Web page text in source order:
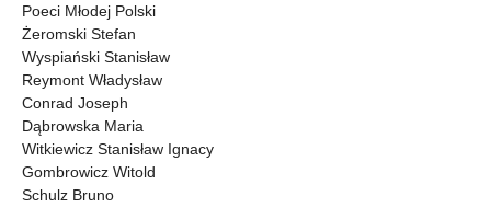
Poeci Młodej Polski
Żeromski Stefan
Wyspiański Stanisław
Reymont Władysław
Conrad Joseph
Dąbrowska Maria
Witkiewicz Stanisław Ignacy
Gombrowicz Witold
Schulz Bruno